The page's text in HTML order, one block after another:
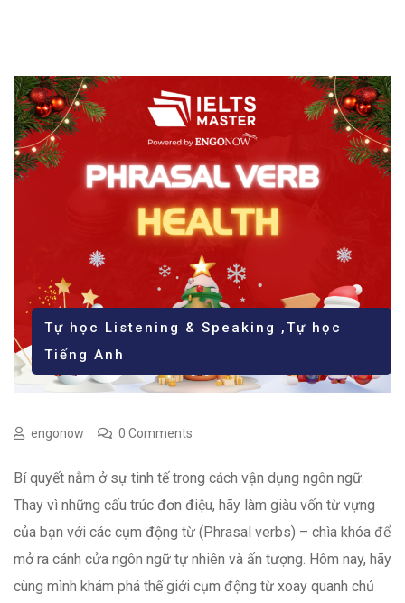
Tự học Listening & Speaking ,Tự học
Tiếng Anh
engonow 0 Comments
Bí quyết nằm ở sự tinh tế trong cách vận dụng ngôn ngữ.
Thay vì những cấu trúc đơn điệu, hãy làm giàu vốn từ vựng
của bạn với các cụm động từ (Phrasal verbs) – chìa khóa để
mở ra cánh cửa ngôn ngữ tự nhiên và ấn tượng. Hôm nay, hãy
cùng mình khám phá thế giới cụm động từ xoay quanh chủ